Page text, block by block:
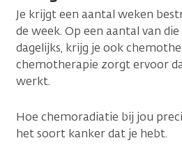
Je krijgt een aantal weken
de week. Op een aantal van
dagelijks, krijg je ook
chemotherapie zorgt ervoor
werkt.
Hoe chemoradiatie bij jou
het soort kanker dat je hebt.